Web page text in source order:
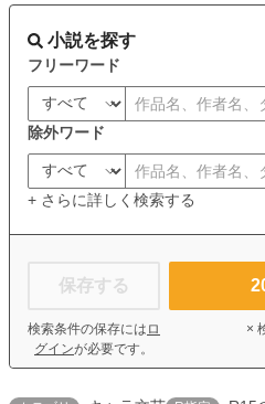
小説を探す
フリーワード
除外ワード
+ さらに詳しく検索する
保存する
検索条件の保存には ロ
グインが必要です。
×